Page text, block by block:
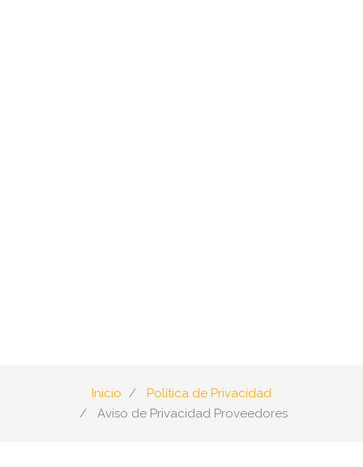
Inicio
Política de Privacidad
Aviso de Privacidad Proveedores